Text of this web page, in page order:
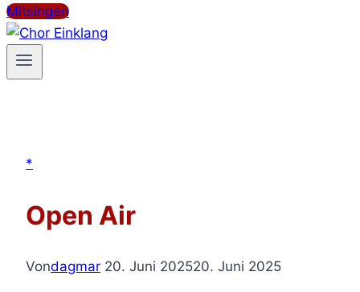
Mitsingen
*
Open Air
Vondagmar 20. Juni 202520. Juni 2025